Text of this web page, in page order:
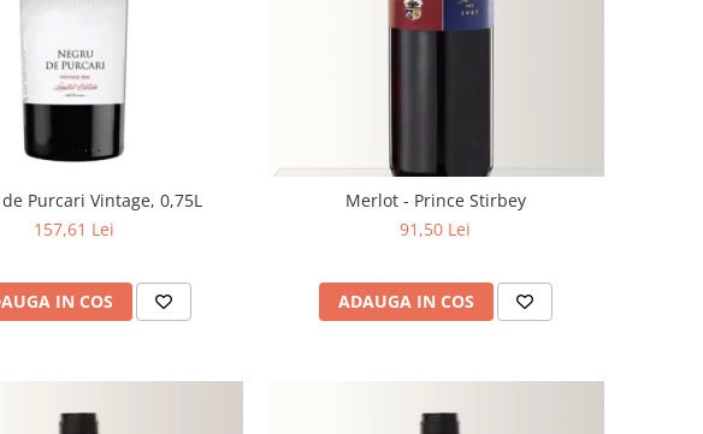
Purcari Vintage, 0,75L
157,61 Lei
IN COS
Merlot - Prince Stirbey
91,50 Lei
ADAUGA IN COS